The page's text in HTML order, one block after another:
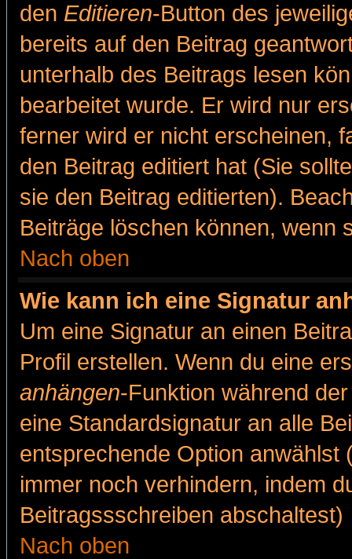
den Editieren-Button des
bereits auf den Beitrag
unterhalb des Beitrags lesen
bearbeitet wurde. Er wird nur
ferner wird er nicht erscheinen,
den Beitrag editiert hat (Sie
sie den Beitrag editierten).
Beiträge löschen können, wenn
Nach oben
Wie kann ich eine Signatur
Um eine Signatur an einen
Profil erstellen. Wenn du eine
anhängen-Funktion während
eine Standardsignatur an alle
entsprechende Option anwählst
immer noch verhindern, indem
Beitragssschreiben abschaltest)
Nach oben